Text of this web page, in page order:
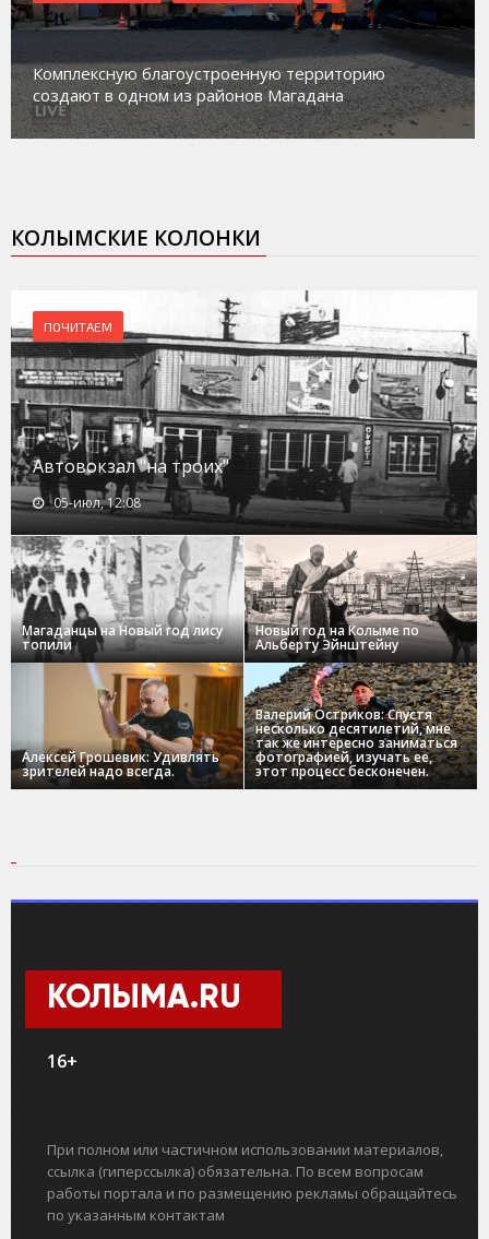
Магадан присоединился к пилотному
работе с несовершеннолетними из групп
социального риска «Переправа»
КОЛЫМСКИЕ КОЛОНКИ
ПОЧИТАЕМ
Автовокзал "на троих"
05-июл, 12:08
Магаданцы на Новый год лису
топили
Новый год на Колыме по
Альберту Эйнштейну
Алексей Грошевик: Удивлять
зрителей надо всегда.
Валерий Остриков: Спустя
несколько десятилетий, мне
так же интересно заниматься
фотографией, изучать ее,
этот процесс бесконечен.
КОЛЫМА.RU
16+
При полном или частичном использовании материалов,
ссылка (гиперссылка) обязательна. По всем вопросам
работы портала и по размещению рекламы обращайтесь
по указанным контактам